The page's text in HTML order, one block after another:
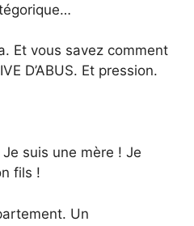
Et vous savez comment
D’ABUS. Et pression.
suis une mère ! Je
fils !
Un